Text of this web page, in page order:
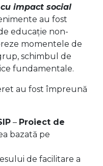
impact social
au fost
educație non-
momentele de
schimbul de
fundamentale.
au fost împreună
– Proiect de
bazată pe
de facilitare a